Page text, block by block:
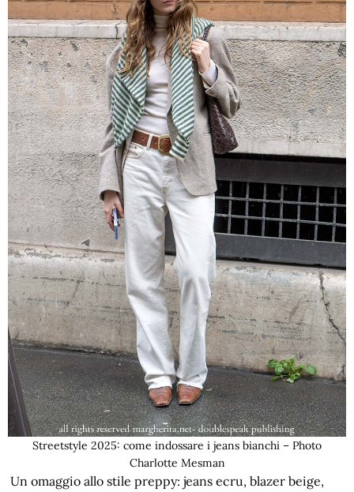
Streetstyle 2025: come indossare i jeans bianchi – Photo
Charlotte Mesman
Un omaggio allo stile preppy: jeans ecru, blazer beige,